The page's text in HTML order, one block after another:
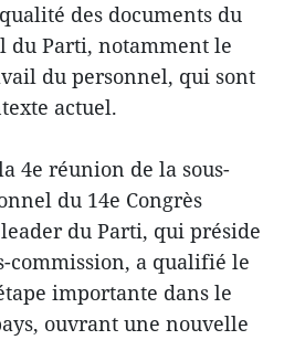
des documents du
du Parti, notamment le
du personnel, qui sont
actuel.
4e réunion de la sous-
du 14e Congrès
du Parti, qui préside
commission, a qualifié le
importante dans le
ouvrant une nouvelle